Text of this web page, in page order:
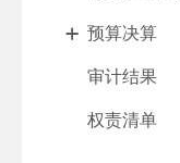
预算决算
审计结果
权责清单